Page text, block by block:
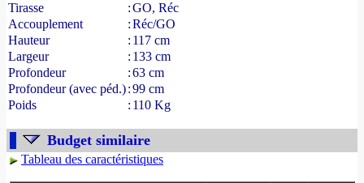
Tirasse
:GO, Réc
Accouplement
:Réc/GO
Hauteur
: 117 cm
Largeur
: 133 cm
Profondeur
:63 cm
Profondeur (avec péd.):99 cm
Poids
: 110 Kg
Budget similaire
Tableau des caractéristiques